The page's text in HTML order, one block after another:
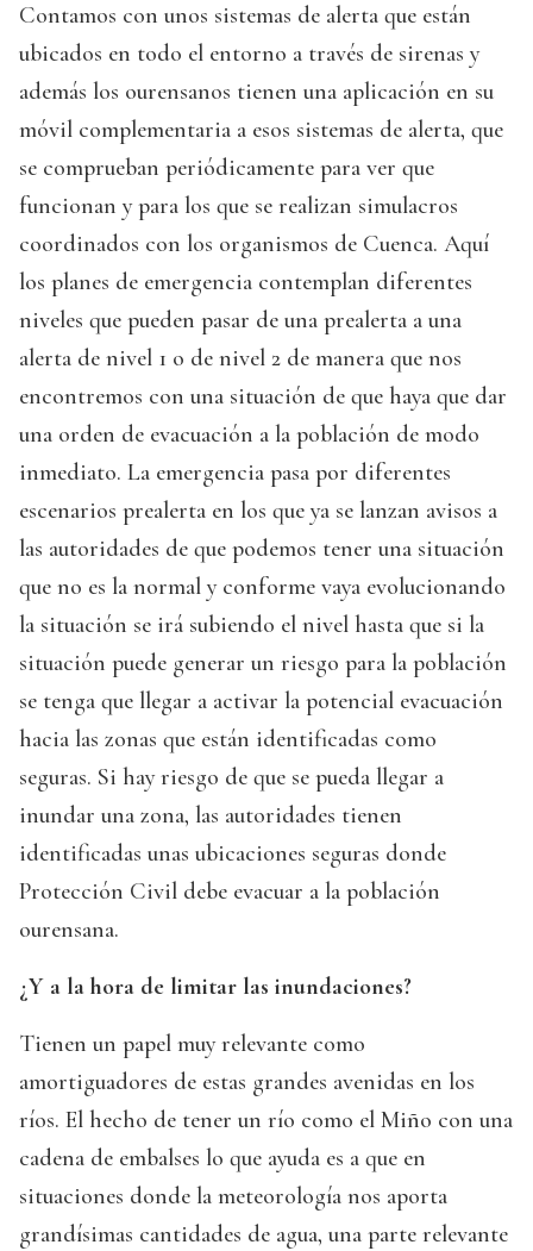
Contamos con unos sistemas de alerta que están
ubicados en todo el entorno a través de sirenas y
además los ourensanos tienen una aplicación en su
móvil complementaria a esos sistemas de alerta, que
se comprueban periódicamente para ver que
funcionan y para los que se realizan simulacros
coordinados con los organismos de Cuenca. Aquí
los planes de emergencia contemplan diferentes
niveles que pueden pasar de una prealerta a una
alerta de nivel 1 o de nivel 2 de manera que nos
encontremos con una situación de que haya que dar
una orden de evacuación a la población de modo
inmediato. La emergencia pasa por diferentes
escenarios prealerta en los que ya se lanzan avisos a
las autoridades de que podemos tener una situación
que no es la normal y conforme vaya evolucionando
la situación se irá subiendo el nivel hasta que si la
situación puede generar un riesgo para la población
se tenga que llegar a activar la potencial evacuación
hacia las zonas que están identificadas como
seguras. Si hay riesgo de que se pueda llegar a
inundar una zona, las autoridades tienen
identificadas unas ubicaciones seguras donde
Protección Civil debe evacuar a la población
ourensana.
¿Y a la hora de limitar las inundaciones?
Tienen un papel muy relevante como
amortiguadores de estas grandes avenidas en los
ríos. El hecho de tener un río como el Miño con una
cadena de embalses lo que ayuda es a que en
situaciones donde la meteorología nos aporta
grandísimas cantidades de agua, una parte relevante